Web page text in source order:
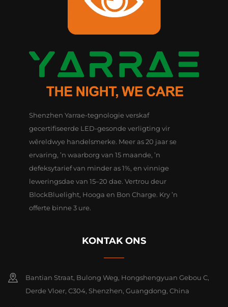
Shenzhen Yarrae-tegnologie verskaf
gecertifiseerde LED-gesonde verligting vir
wêreldwye handelsmerke. Meer as 20 jaar se
ervaring, ’n waarborg van 15 maande, ’n
defeksytarief van minder as 1%, en vinnige
leweringsdae van 15–20 dae. Vertrou deur
BlockBluelight, Hooga en Bon Charge. Kry ’n
offerte binne 3 ure.
KONTAK ONS
Bantian Straat, Bulong Weg, Hongshengyuan Gebou C,
Derde Vloer, C304, Shenzhen, Guangdong, China